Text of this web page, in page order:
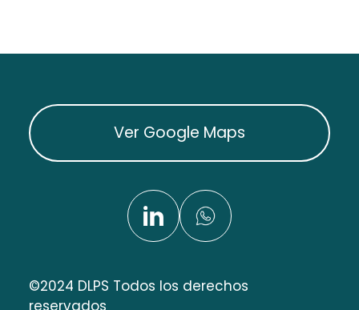
Ver Google Maps
©2024 DLPS Todos los derechos